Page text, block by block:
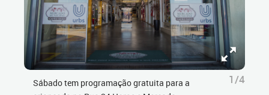
Sábado tem programação gratuita para a
1/4